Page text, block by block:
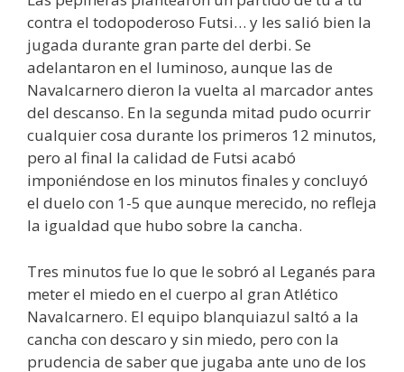
contra el todopoderoso Futsi… y les salió bien la
jugada durante gran parte del derbi. Se
adelantaron en el luminoso, aunque las de
Navalcarnero dieron la vuelta al marcador antes
del descanso. En la segunda mitad pudo ocurrir
cualquier cosa durante los primeros 12 minutos,
pero al final la calidad de Futsi acabó
imponiéndose en los minutos finales y concluyó
el duelo con 1-5 que aunque merecido, no refleja
la igualdad que hubo sobre la cancha.
Tres minutos fue lo que le sobró al Leganés para
meter el miedo en el cuerpo al gran Atlético
Navalcarnero. El equipo blanquiazul saltó a la
cancha con descaro y sin miedo, pero con la
prudencia de saber que jugaba ante uno de los